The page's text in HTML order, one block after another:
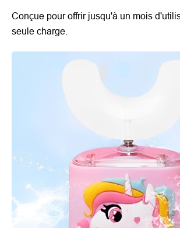
Conçue pour offrir jusqu'à un mois
seule charge.